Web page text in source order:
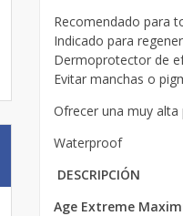
Recomendado para
Indicado para
Dermoprotector de
Evitar manchas o
Ofrecer una muy
Waterproof
DESCRIPCIÓN
Age Extreme